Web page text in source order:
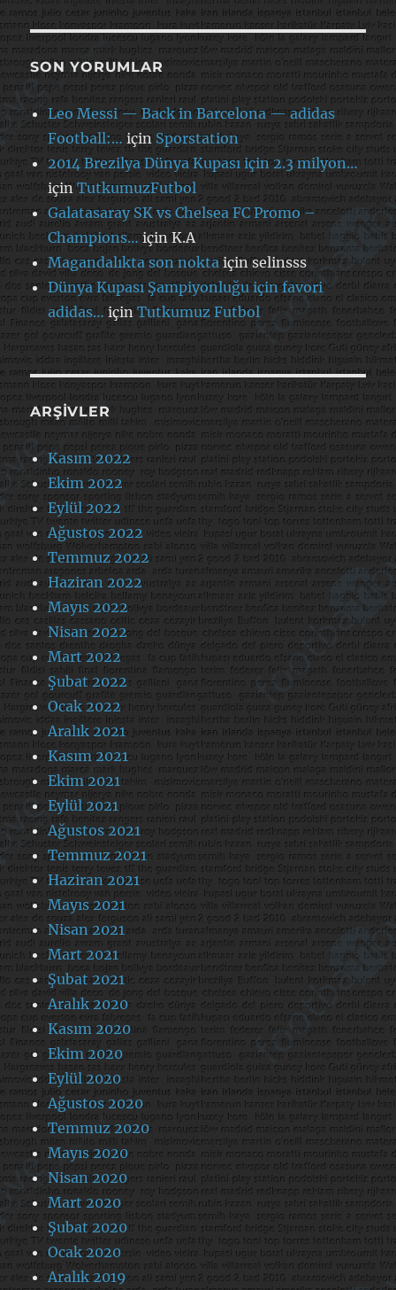
SON YORUMLAR
Leo Messi — Back in Barcelona — adidas
Football:… için Sporstation
2014 Brezilya Dünya Kupası için 2.3 milyon…
içinTutkumuzFutbol
Galatasaray SK vs Chelsea FC Promo –
Champions…içinK.A
Magandalıkta son noktaiçinselinsss
Dünya Kupası Şampiyonluğu için favori
adidas…içinTutkumuz Futbol
ARŞIVLER
Kasım 2022
Ekim 2022
Eylül 2022
Ağustos 2022
Temmuz 2022
Haziran 2022
Mayıs 2022
Nisan 2022
Mart 2022
Şubat 2022
Ocak 2022
Aralık 2021
Kasım 2021
Ekim 2021
Eylül 2021
Ağustos 2021
Temmuz 2021
Haziran 2021
Mayıs 2021
Nisan 2021
Mart 2021
Şubat 2021
Aralık 2020
Kasım 2020
Ekim 2020
Eylül 2020
Ağustos 2020
Temmuz 2020
Mayıs 2020
Nisan 2020
Mart 2020
Şubat 2020
Ocak 2020
Aralık 2019